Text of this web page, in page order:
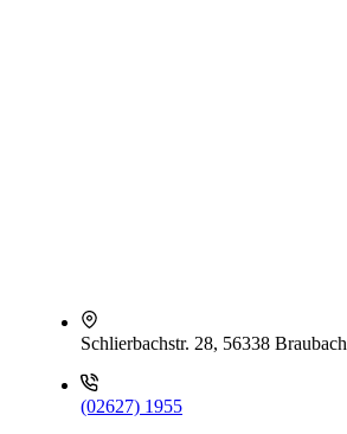
Schlierbachstr. 28, 56338 Braubach
(02627) 1955